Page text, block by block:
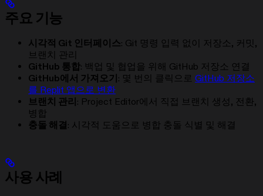
주요 기능
시각적 Git 인터페이스: Git 명령 입력 없이 저장소, 커밋,
브랜치 관리
GitHub 통합: 백업 및 협업을 위해 GitHub 저장소 연결
GitHub에서 가져오기 : 몇 번의 클릭으로 GitHub 저장소
를 Replit 앱으로 변환
브랜치 관리 : Project Editor에서 직접 브랜치 생성, 전환,
병합
충돌 해결 : 시각적 도움으로 병합 충돌 식별 및 해결
사용 사례